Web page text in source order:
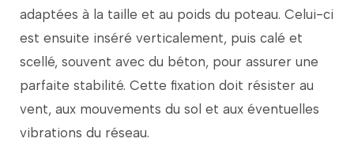
adaptées à la taille et au poids du poteau. Celui-ci
est ensuite inséré verticalement, puis calé et
scellé, souvent avec du béton, pour assurer une
parfaite stabilité. Cette fixation doit résister au
vent, aux mouvements du sol et aux éventuelles
vibrations du réseau.